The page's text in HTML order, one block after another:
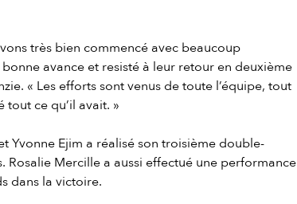
très bien commencé avec beaucoup
avance et resisté à leur retour en deuxième
« Les efforts sont venus de toute l’équipe, tout
ce qu’il avait. »
Yvonne Ejim a réalisé son troisième double-
Mercille a aussi effectué une performance
dans la victoire.